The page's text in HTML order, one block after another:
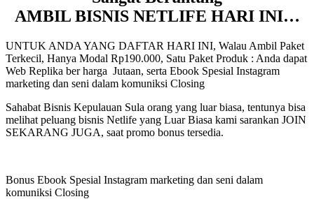
AMBIL BISNIS NETLIFE HARI INI…
UNTUK ANDA YANG DAFTAR HARI INI, Walau Ambil Paket
Terkecil, Hanya Modal Rp190.000, Satu Paket Produk : Anda dapat
Web Replika ber harga Jutaan, serta Ebook Spesial Instagram
marketing dan seni dalam komuniksi Closing
Sahabat Bisnis Kepulauan Sula orang yang luar biasa, tentunya bisa
melihat peluang bisnis Netlife yang Luar Biasa kami sarankan JOIN
SEKARANG JUGA, saat promo bonus tersedia.
Bonus Ebook Spesial Instagram marketing dan seni dalam
komuniksi Closing